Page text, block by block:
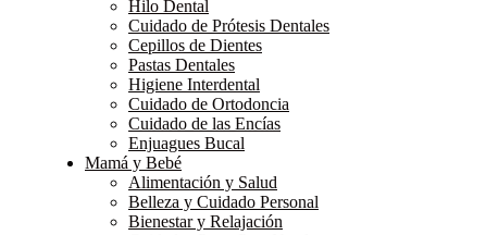
Hilo Dental
Cuidado de Prótesis Dentales
Cepillos de Dientes
Pastas Dentales
Higiene Interdental
Cuidado de Ortodoncia
Cuidado de las Encías
Enjuagues Bucal
Mamá y Bebé
Alimentación y Salud
Belleza y Cuidado Personal
Bienestar y Relajación